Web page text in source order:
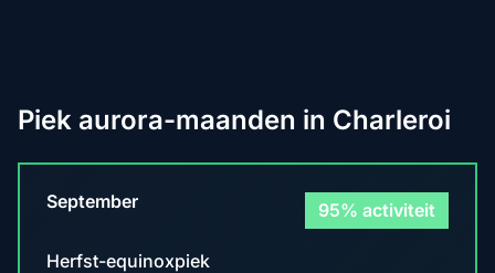
Piek aurora-maanden in Charleroi
September 95% activiteit
Herfst-equinoxpiek